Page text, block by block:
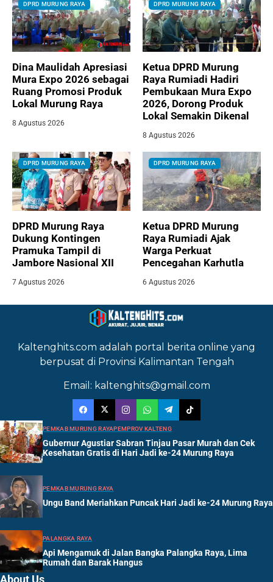
DPRD MURUNG RAYA
Dina Maulidah Apresiasi
Mura Expo 2026 sebagai
Ruang Promosi Produk
Lokal Murung Raya
8 Agustus 2026
DPRD MURUNG RAYA
Ketua DPRD Murung
Raya Rumiadi Hadiri
Pembukaan Mura Expo
2026, Dorong Produk
Lokal Semakin Dikenal
8 Agustus 2026
DPRD MURUNG RAYA
DPRD Murung Raya
Dukung Kontingen
Pramuka Tampil di
Jambore Nasional XII
7 Agustus 2026
DPRD MURUNG RAYA
Ketua DPRD Murung
Raya Rumiadi Ajak
Warga Perkuat
Pencegahan Karhutla
6 Agustus 2026
Kaltenghits.com adalah portal berita online yang
berpusat di Provinsi Kalimantan Tengah
Email: kaltenghits@gmail.com
PEMKAB MURUNG RAYAPEMPROV KALTENG
Gubernur Agustiar Sabran Tinjau Pasar Murah dan Cek
Kesehatan Gratis di Hari Jadi ke-24 Murung Raya
PEMKAB MURUNG RAYA
Ungu Band Meriahkan Puncak Hari Jadi ke-24 Murung Raya
PALANGKA RAYA
Api Mengamuk di Jalan Bangka Palangka Raya, Lima
Rumah dan Barak Hangus
About Us